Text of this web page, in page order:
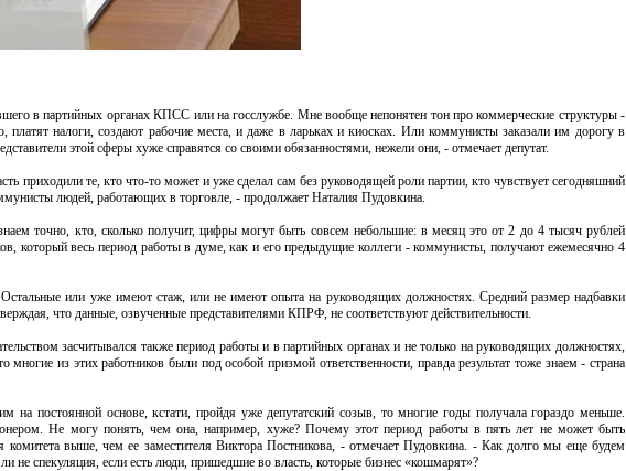
в партийных органах КПСС или на госслужбе. Мне вообще непонятен тон про коммерческие структуры -
платят налоги, создают рабочие места, и даже в ларьках и киосках. Или коммунисты заказали им дорогу в
этой сферы хуже справятся со своими обязанностями, нежели они, - отмечает депутат.
приходили те, кто что-то может и уже сделал сам без руководящей роли партии, кто чувствует сегодняшний
людей, работающих в торговле, - продолжает Наталия Пудовкина.
точно, кто, сколько получит, цифры могут быть совсем небольшие: в месяц это от 2 до 4 тысяч рублей
который весь период работы в думе, как и его предыдущие коллеги - коммунисты, получают ежемесячно 4
или уже имеют стаж, или не имеют опыта на руководящих должностях. Средний размер надбавки
что данные, озвученные представителями КПРФ, не соответствуют действительности.
засчитывался также период работы и в партийных органах и не только на руководящих должностях,
из этих работников были под особой призмой ответственности, правда результат тоже знаем - страна
на постоянной основе, кстати, пройдя уже депутатский созыв, то многие годы получала гораздо меньше.
Не могу понять, чем она, например, хуже? Почему этот период работы в пять лет не может быть
комитета выше, чем ее заместителя Виктора Постникова, - отмечает Пудовкина. - Как долго мы еще будем
не спекуляция, если есть люди, пришедшие во власть, которые бизнес «кошмарят»?